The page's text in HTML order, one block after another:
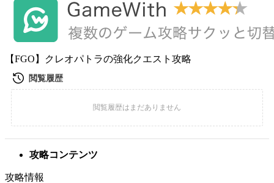
【FGO】クレオパトラの強化クエスト攻略
攻略コンテンツ
攻略情報